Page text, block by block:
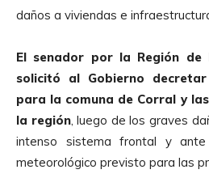
daños a viviendas e
El senador por la Región de
solicitó al Gobierno
para la comuna de Corral y
la región, luego de los graves
intenso sistema frontal y ante
meteorológico previsto para las